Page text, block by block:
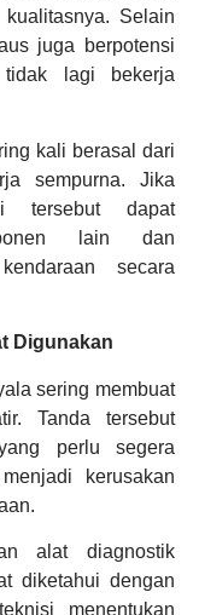
Selain
juga berpotensi
tidak lagi bekerja
kali berasal dari
sempurna. Jika
tersebut dapat
lain dan
secara
Digunakan
sering membuat
Tanda tersebut
perlu segera
kerusakan
alat diagnostik
diketahui dengan
menentukan